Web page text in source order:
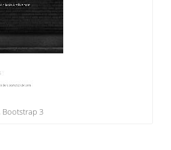
Bootstrap 3